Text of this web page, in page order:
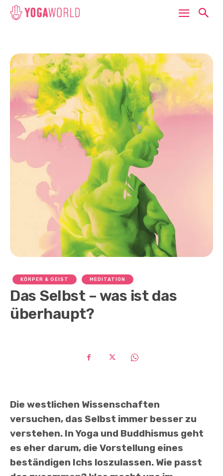
KÖRPER & GEIST MEDITATION
Das Selbst – was ist das
überhaupt?
Die westlichen Wissenschaften
versuchen, das Selbst immer besser zu
verstehen. In Yoga und Buddhismus geht
es eher darum, die Vorstellung eines
beständigen Ichs loszulassen. Wie passt